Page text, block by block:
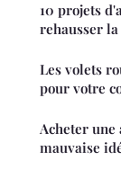
10 projets
rehausser
Les volets
pour votre
Acheter une
mauvaise